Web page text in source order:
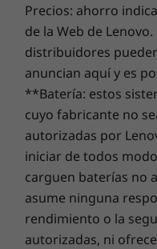
Fotos increíbles
Captura fotos
con un sistema de
la tecnología
avanzado
Diseño
Cuerpo
Cuero vegano
Dimensiones
165,67 × 75,98 × 8,17
Peso
Precios: ahorro
de la Web de
distribuidores
anuncian aquí y es
**Batería: estos
cuyo fabricante no
autorizadas por
iniciar de todos
carguen baterías no
asume ninguna
rendimiento o la
autorizadas, ni